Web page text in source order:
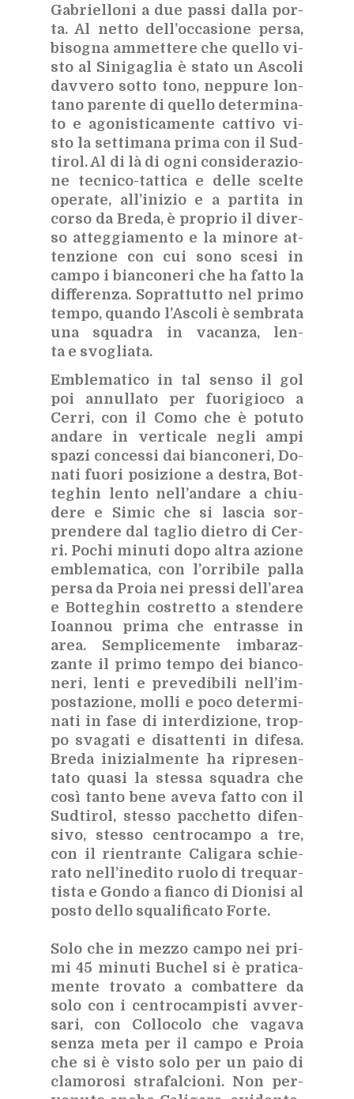
Ga­briel­lo­ni a due pas­si dal­la por­
ta. Al net­to del­l’oc­ca­sio­ne per­sa,
bi­so­gna am­met­te­re che quel­lo vi­
sto al Si­ni­ga­glia è sta­to un Asco­li
dav­ve­ro sot­to tono, nep­pu­re lon­
ta­no pa­ren­te di quel­lo de­ter­mi­na­
to e ago­ni­sti­ca­men­te cat­ti­vo vi­
sto la set­ti­ma­na pri­ma con il Sud­
ti­rol. Al di là di ogni con­si­de­ra­zio­
ne tec­ni­co-tat­ti­ca e del­le scel­te
ope­ra­te, al­l’i­ni­zio e a par­ti­ta in
cor­so da Bre­da, è pro­prio il di­ver­
so at­teg­gia­men­to e la mi­no­re at­
ten­zio­ne con cui sono sce­si in
cam­po i bian­co­ne­ri che ha fat­to la
dif­fe­ren­za. So­prat­tut­to nel pri­mo
tem­po, quan­do l’A­sco­li è sem­bra­ta
una squa­dra in va­can­za, len­
ta e svo­glia­ta.
Em­ble­ma­ti­co in tal sen­so il gol
poi an­nul­la­to per fuo­ri­gio­co a
Cer­ri, con il Como che è po­tu­to
an­da­re in ver­ti­ca­le ne­gli ampi
spa­zi con­ces­si dai bian­co­ne­ri, Do­
na­ti fuo­ri po­si­zio­ne a de­stra, Bot­
te­ghin len­to nel­l’an­da­re a chiu­
de­re e Si­mic che si la­scia sor­
pren­de­re dal ta­glio die­tro di Cer­
ri. Po­chi mi­nu­ti dopo al­tra azio­ne
em­ble­ma­ti­ca, con l’or­ri­bi­le pal­la
per­sa da Pro­ia nei pres­si del­l’a­rea
e Bot­te­ghin co­stret­to a sten­de­re
Ioan­nou pri­ma che en­tras­se in
area. Sem­pli­ce­men­te im­ba­raz­
zan­te il pri­mo tem­po dei bian­co­
ne­ri, len­ti e pre­ve­di­bi­li nel­l’im­
po­sta­zio­ne, mol­li e poco de­ter­mi­
na­ti in fase di in­ter­di­zio­ne, trop­
po sva­ga­ti e di­sat­ten­ti in di­fe­sa.
Bre­da ini­zial­men­te ha ri­pre­sen­
ta­to qua­si la stes­sa squa­dra che
così tan­to bene ave­va fat­to con il
Sud­ti­rol, stes­so pac­chet­to di­fen­
si­vo, stes­so cen­tro­cam­po a tre,
con il rien­tran­te Ca­li­ga­ra schie­
ra­to nel­l’i­ne­di­to ruo­lo di tre­quar­
ti­sta e Gon­do a fian­co di Dio­ni­si al
po­sto del­lo squa­li­fi­ca­to For­te.
Solo che in mez­zo cam­po nei pri­
mi 45 mi­nu­ti Bu­chel si è pra­ti­ca­
men­te tro­va­to a com­bat­te­re da
solo con i cen­tro­cam­pi­sti av­ver­
sa­ri, con Col­lo­co­lo che va­ga­va
sen­za meta per il cam­po e Pro­ia
che si è vi­sto solo per un paio di
cla­mo­ro­si stra­fal­cio­ni. Non per­